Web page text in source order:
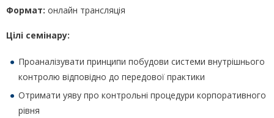
Формат: онлайн трансляція
Цілі семінару:
Проаналізувати принципи побудови системи внутрішнього
контролю відповідно до передової практики
Отримати уяву про контрольні процедури корпоративного
рівня